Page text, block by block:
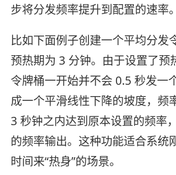
步将分发频率提升到配置的速率。
比如下面例子创建一个平均分发
预热期为 3 分钟。由于设置了预
令牌桶一开始并不会 0.5 秒发一
成一个平滑线性下降的坡度，频
3 秒钟之内达到原本设置的频率
的频率输出。这种功能适合系统
时间来“热身”的场景。